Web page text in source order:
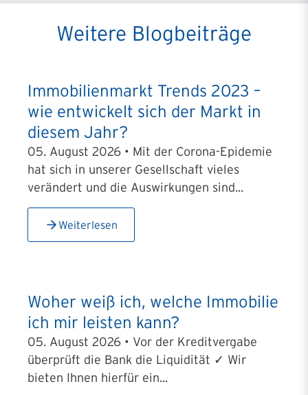
Weitere Blogbeiträge
Immobilienmarkt Trends 2023 –
wie entwickelt sich der Markt in
diesem Jahr?
05. August 2026 • Mit der Corona-Epidemie
hat sich in unserer Gesellschaft vieles
verändert und die Auswirkungen sind...
Weiterlesen
Woher weiß ich, welche Immobilie
ich mir leisten kann?
05. August 2026 • Vor der Kreditvergabe
überprüft die Bank die Liquidität ✓ Wir
bieten Ihnen hierfür ein...